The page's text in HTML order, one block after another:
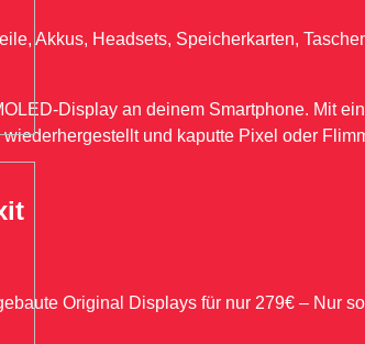
Akkus, Headsets, Speicherkarten,
Display an deinem Smartphone. Mit
und kaputte Pixel oder
Original Displays für nur 279€ – Nur